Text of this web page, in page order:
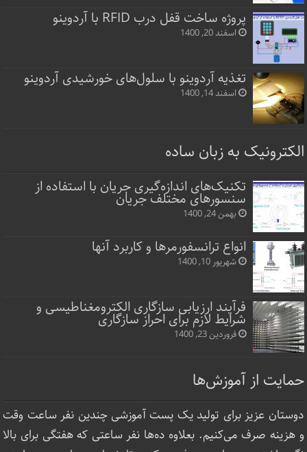
پروژه ساخت قفل‌ درب RFID با آردوینو
اسفند 20, 1400
تغذیه آردوینو با سلول‌های خورشیدی آردوینو
اسفند 14, 1400
الکترونیک به زبان ساده
تکنیک‌های اندازه‌گیری جریان با استفاده از
سنسورهای مختلف جریان
بهمن 24, 1400
انواع ترانسفورمرها و کاربرد آنها
شهریور 10, 1400
فرآیند ارزیابی سازگاری الکترومغناطیسی و
شرایط لازم برای احراز سازگاری
فروردین 23, 1400
حمایت از آموزش‌ها
دوستان عزیز برای تولید یک پست آموزشی چندین نفر ساعت‌ وقت
و هزینه صرف می‌کنیم. بعلاوه ده‌ها نفر ساعتی که هفتگی برای بالا